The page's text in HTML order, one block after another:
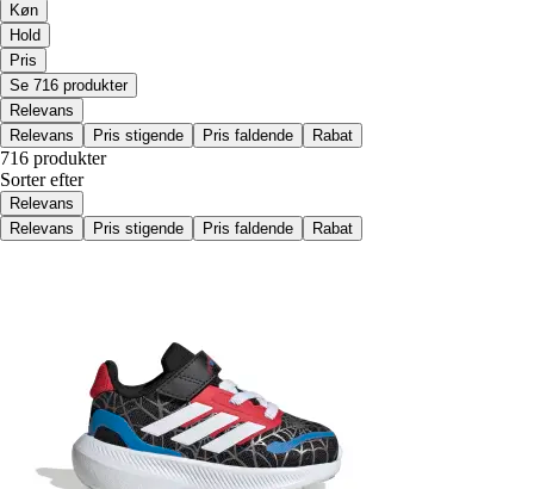
Køn
Hold
Pris
Se 716 produkter
Relevans
Relevans
Pris stigende Pris faldende Rabat
716 produkter
Sorter efter
Relevans
Relevans
Pris stigende Pris faldende Rabat